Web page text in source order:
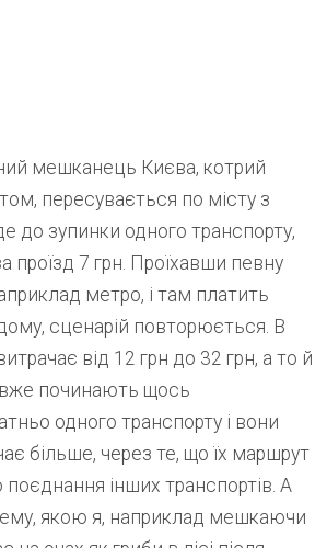
мешканець Києва, котрий
пересувається по місту з
до зупинки одного транспорту,
проїзд 7 грн. Проїхавши певну
метро, і там платить
сценарій повторюється. В
від 12 грн до 32 грн, а то й
вже починають щось
одного транспорту і вони
більше, через те, що їх маршрут
інших транспортів. А
якою я, наприклад мешкаючи